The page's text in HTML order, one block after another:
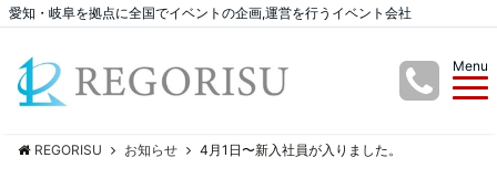
愛知・岐阜を拠点に全国でイベントの企画,運営を行うイベント会社
Menu
REGORISU お知らせ 4月1日〜新入社員が入りました。